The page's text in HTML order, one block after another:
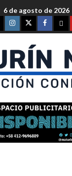
6 de agosto de 2026